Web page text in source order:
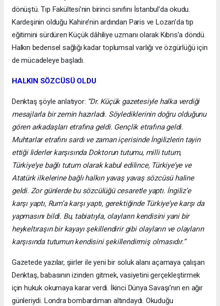
dönüştü. Tıp Fakültesi’nin birinci sınıfını İstanbul’da okudu.
Kardeşinin olduğu Kahire’nin ardından Paris ve Lozan’da tıp
eğitimini sürdüren Küçük dâhiliye uzmanı olarak Kıbrıs’a döndü.
Halkın bedensel sağlığı kadar toplumsal varlığı ve özgürlüğü için
de mücadeleye başladı.
HALKIN SÖZCÜSÜ OLDU
Denktaş şöyle anlatıyor: “Dr. Küçük gazetesiyle halka verdiği
mesajlarla bir zemin hazırladı. Söylediklerinin doğru olduğunu
gören arkadaşları etrafına geldi. Gençlik etrafına geldi.
Muhtarlar etrafını sardı ve zaman içerisinde İngilizlerin tayin
ettiği liderler karşısında Doktorun tutumu, milli tutum,
Türkiye’ye bağlı tutum olarak kabul edilince, Türkiye’ye ve
Atatürk ilkelerine bağlı halkın yavaş yavaş sözcüsü haline
geldi. Zor günlerde bu sözcülüğü cesaretle yaptı. İngiliz’e
karşı yaptı, Rum’a karşı yaptı, gerektiğinde Türkiye’ye karşı da
yapmasını bildi. Bu, tabiatıyla, olayların kendisini yani bir
heykeltıraşın bir kayayı şekillendirir gibi olayların ve olayların
karşısında tutumun kendisini şekillendirmiş olmasıdır.”
Gazetede yazılar, şiirler ile yeni bir soluk alanı açamaya çalışan
Denktaş, babasının izinden gitmek, vasiyetini gerçekleştirmek
için hukuk okumaya karar verdi. İkinci Dünya Savaşı’nın en ağır
günleriydi. Londra bombardıman altındaydı. Okuduğu